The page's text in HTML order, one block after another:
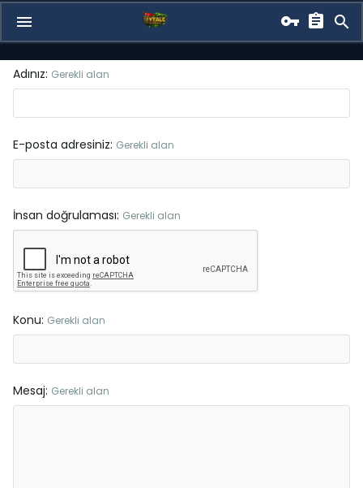
Adınız Gerekli alan
E-posta adresiniz Gerekli alan
İnsan doğrulaması Gerekli alan
Konu Gerekli alan
Mesaj Gerekli alan